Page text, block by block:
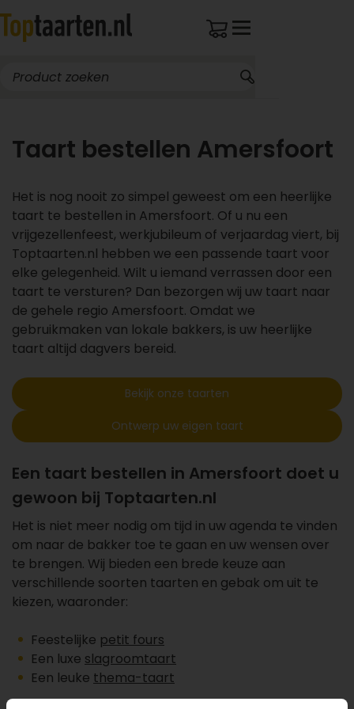
Taart bestellen Amersfoort
Het is nog nooit zo simpel geweest om een heerlijke
taart te bestellen in Amersfoort. Of u nu een
vrijgezellenfeest, werkjubileum of verjaardag viert, bij
Toptaarten.nl hebben we een passende taart voor
elke gelegenheid. Wilt u iemand verrassen door een
taart te versturen? Dan bezorgen wij uw taart naar
de gehele regio Amersfoort. Omdat we
gebruikmaken van lokale bakkers, is uw heerlijke
taart altijd dagvers bereid.
Bekijk onze taarten
Ontwerp uw eigen taart
Een taart bestellen in Amersfoort doet u
gewoon bij Toptaarten.nl
Het is niet meer nodig om tijd in uw agenda te vinden
om naar de bakker toe te gaan en uw wensen over
te brengen. Wij bieden een brede keuze aan
verschillende soorten taarten en gebak om uit te
kiezen, waaronder:
Feestelijke petit fours
Een luxe slagroomtaart
Een leuke thema-taart